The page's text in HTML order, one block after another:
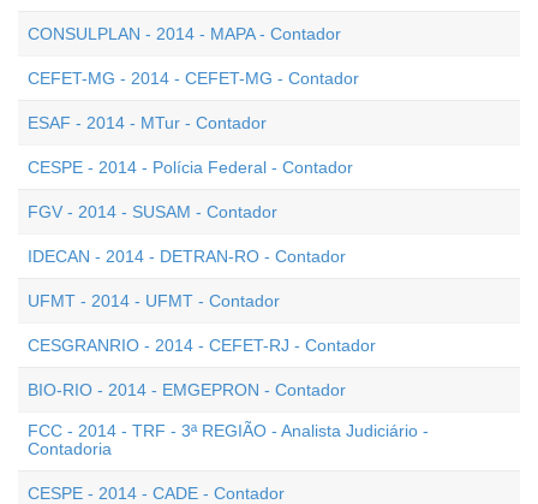
CONSULPLAN - 2014 - MAPA - Contador
CEFET-MG - 2014 - CEFET-MG - Contador
ESAF - 2014 - MTur - Contador
CESPE - 2014 - Polícia Federal - Contador
FGV - 2014 - SUSAM - Contador
IDECAN - 2014 - DETRAN-RO - Contador
UFMT - 2014 - UFMT - Contador
CESGRANRIO - 2014 - CEFET-RJ - Contador
BIO-RIO - 2014 - EMGEPRON - Contador
FCC - 2014 - TRF - 3ª REGIÃO - Analista Judiciário -
Contadoria
CESPE - 2014 - CADE - Contador